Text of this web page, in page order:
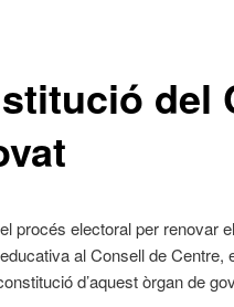
del
procés electoral per renovar
al Consell de
d’aquest òrgan de